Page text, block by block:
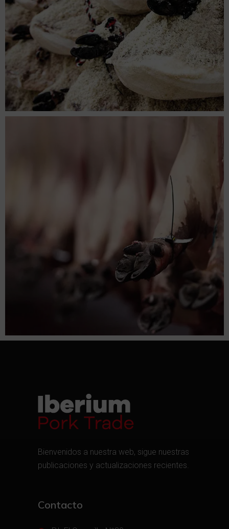
Bienvenidos a nuestra web, sigue nuestras
publicaciones y actualizaciones recientes.
Contacto